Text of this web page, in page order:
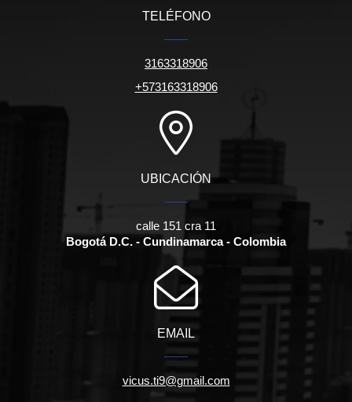
TELÉFONO
3163318906
+573163318906
UBICACIÓN
calle 151 cra 11
Bogotá D.C. - Cundinamarca - Colombia
EMAIL
vicus.ti9@gmail.com